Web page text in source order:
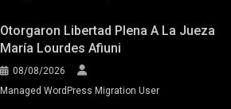
Otorgaron Libertad Plena A La Jueza
María Lourdes Afiuni
08/08/2026
Managed WordPress Migration User